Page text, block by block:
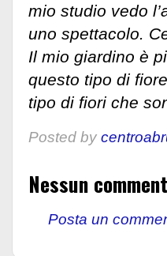
mio studio vedo
uno spettacolo.
Il mio giardino è
questo tipo di
tipo di fiori che
Posted by
Nessun
Posta un